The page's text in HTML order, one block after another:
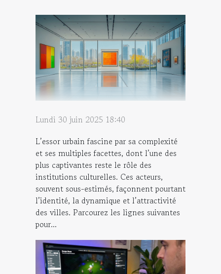
Lundi 30 juin 2025 18:40
L’essor urbain fascine par sa complexité
et ses multiples facettes, dont l’une des
plus captivantes reste le rôle des
institutions culturelles. Ces acteurs,
souvent sous-estimés, façonnent pourtant
l’identité, la dynamique et l’attractivité
des villes. Parcourez les lignes suivantes
pour...